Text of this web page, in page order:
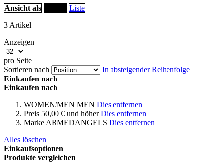
Ansicht als
Liste
3 Artikel
Anzeigen
pro Seite
Sortieren nach
In absteigender Reihenfolge
Einkaufen nach
Einkaufen nach
WOMEN/MEN MEN Dies entfernen
Preis 50,00 € und höher Dies entfernen
Marke ARMEDANGELS Dies entfernen
Alles löschen
Einkaufsoptionen
Produkte vergleichen